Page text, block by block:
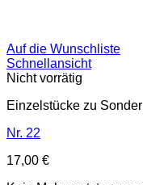
Auf die Wunschliste
Schnellansicht
Nicht vorrätig
Einzelstücke zu
Nr. 22
17,00 €